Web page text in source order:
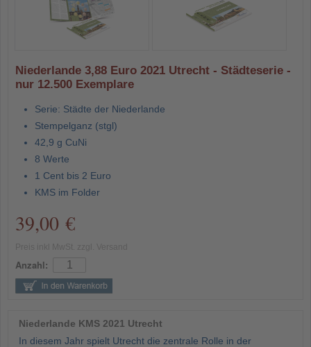
Niederlande 3,88 Euro 2021 Utrecht - Städteserie -
nur 12.500 Exemplare
Serie: Städte der Niederlande
Stempelganz (stgl)
42,9 g CuNi
8 Werte
1 Cent bis 2 Euro
KMS im Folder
39,00 €
Anzahl:
Niederlande KMS 2021 Utrecht
In diesem Jahr spielt Utrecht die zentrale Rolle in der